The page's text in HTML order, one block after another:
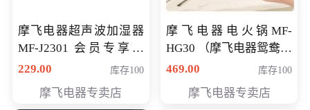
摩飞电器超声波加湿器
MF-J2301 会员专享价
168元
229.00 库存100
摩飞电器专卖店
摩飞电器电火锅MF-
HG30 （摩飞电器鸳鸯锅
MF-HG30 ） 会员专享价
469.00 库存100
摩飞电器专卖店